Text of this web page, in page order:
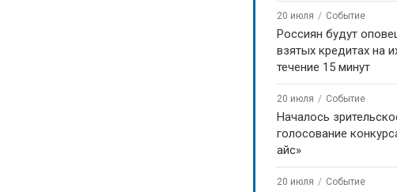
20 июля Событие
Россиян будут
взятых кредитах на
течение 15 минут
20 июля Событие
Началось
голосование
айс»
20 июля Событие